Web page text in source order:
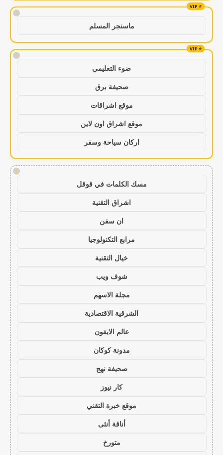
!
ماسنجر المسلم
!
ضوء التعليمي
صحيفة برق
موقع اشراقات
موقع اشراق اون لاين
اركان سياحة وسفر
!
مسك الكلمات في قوقل
اشراق التقنية
ان سفن
مرابع التكنولوجيا
خيال التقنية
شوف ويب
مجلة الاسهم
الشرقية الاقتصادية
عالم الايفون
مدونة كوكان
صحيفة نهج
كار نيوز
موقع خبرة التقني
أناقة أنثى
متورخ